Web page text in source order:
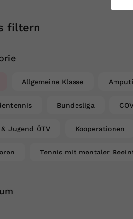
filtern
Allgemeine Klasse
Bundesliga
Jugend ÖTV Kooperationen
Tennis mit mentaler